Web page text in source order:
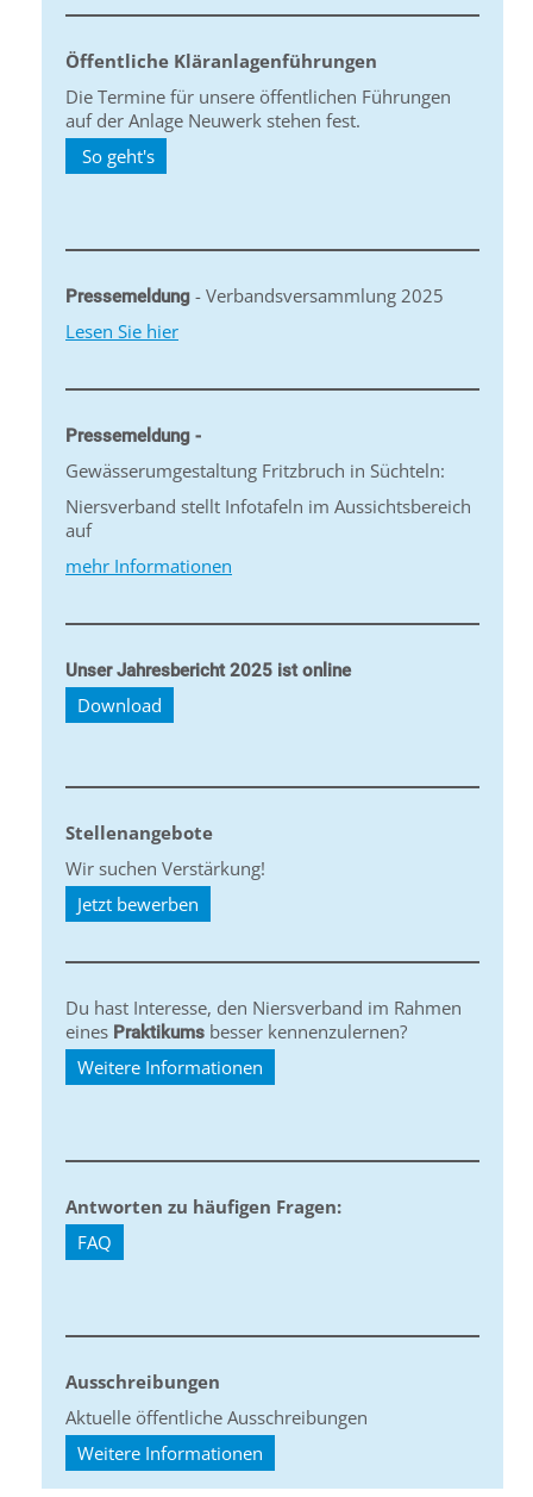
Öffentliche Kläranlagenführungen
Die Termine für unsere öffentlichen Führungen
auf der Anlage Neuwerk stehen fest.
So geht's
Pressemeldung - Verbandsversammlung 2025
Lesen Sie hier
Pressemeldung -
Gewässerumgestaltung Fritzbruch in Süchteln:
Niersverband stellt Infotafeln im Aussichtsbereich
auf
mehr Informationen
Unser Jahresbericht 2025 ist online
Download
Stellenangebote
Wir suchen Verstärkung!
Jetzt bewerben
Du hast Interesse, den Niersverband im Rahmen
eines Praktikums besser kennenzulernen?
Weitere Informationen
Antworten zu häufigen Fragen:
FAQ
Ausschreibungen
Aktuelle öffentliche Ausschreibungen
Weitere Informationen